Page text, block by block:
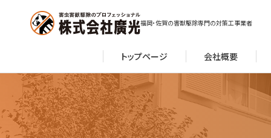
福岡・佐賀の害獣駆除専門の対策工事業者
トップページ 会社概要